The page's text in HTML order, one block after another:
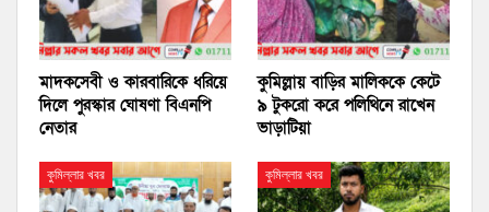
মাদকসেবী ও কারবারিকে ধরিয়ে
দিলে পুরস্কার ঘোষণা বিএনপি
নেতার
কুমিল্লায় বাড়ির মালিককে কেটে
৯ টুকরো করে পলিথিনে রাখেন
ভাড়াটিয়া
কুমিল্লার খবর কুমিল্লার খবর